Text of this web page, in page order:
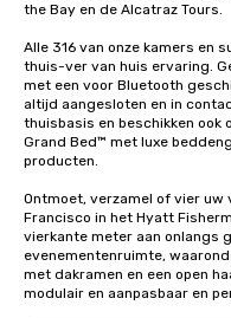
the Bay en de Alcatraz Tours.
Alle 316 van onze kamers en
thuis-ver van huis ervaring.
met een voor Bluetooth
altijd aangesloten en in
thuisbasis en beschikken ook
Grand Bed™ met luxe
producten.
Ontmoet, verzamel of vier uw
Francisco in het Hyatt
vierkante meter aan onlangs
evenementenruimte,
met dakramen en een open
modulair en aanpasbaar en